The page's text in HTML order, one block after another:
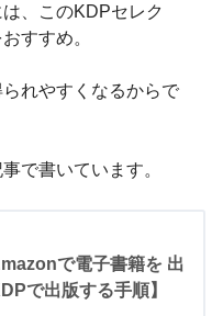
、このKDPセレク
すすめ。
れやすくなるからで
で書いています。
で電子書籍を 出
で出版する手順】